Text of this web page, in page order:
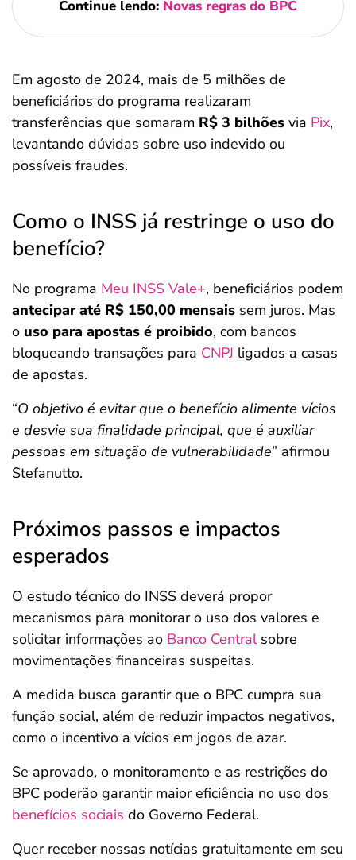
Continue lendo: Novas regras do BPC
Em agosto de 2024, mais de 5 milhões de
beneficiários do programa realizaram
transferências que somaram R$ 3 bilhões via Pix,
levantando dúvidas sobre uso indevido ou
possíveis fraudes.
Como o INSS já restringe o uso do
benefício?
No programa Meu INSS Vale+, beneficiários podem
antecipar até R$ 150,00 mensais sem juros. Mas
o uso para apostas é proibido, com bancos
bloqueando transações para CNPJ ligados a casas
de apostas.
“O objetivo é evitar que o benefício alimente vícios
e desvie sua finalidade principal, que é auxiliar
pessoas em situação de vulnerabilidade” afirmou
Stefanutto.
Próximos passos e impactos
esperados
O estudo técnico do INSS deverá propor
mecanismos para monitorar o uso dos valores e
solicitar informações ao Banco Centralsobre
movimentações financeiras suspeitas.
A medida busca garantir que o BPC cumpra sua
função social, além de reduzir impactos negativos,
como o incentivo a vícios em jogos de azar.
Se aprovado, o monitoramento e as restrições do
BPC poderão garantir maior eficiência no uso dos
benefícios sociais do Governo Federal.
Quer receber nossas notícias gratuitamente em seu